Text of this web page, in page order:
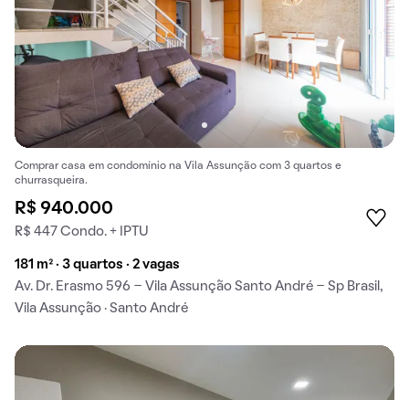
Comprar casa em condomínio na Vila Assunção com 3 quartos e
churrasqueira.
R$ 940.000
R$ 447 Condo. + IPTU
181 m² · 3 quartos · 2 vagas
Av. Dr. Erasmo 596 - Vila Assunção Santo André - Sp Brasil,
Vila Assunção · Santo André